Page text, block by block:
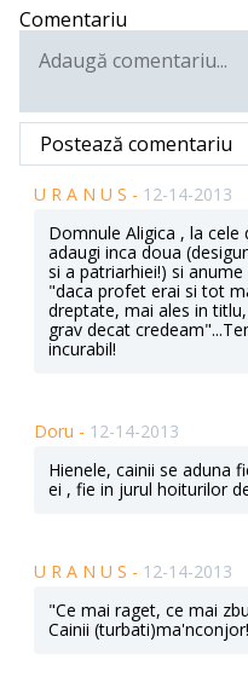
Comentariu
Postează comentariu
U R A N U S - 12-14-2013
Domnule Aligica , la
adaugi inca doua
si a patriarhiei!) si
"daca profet erai si tot
dreptate, mai ales in
grav decat
incurabil!
Doru - 12-14-2013
Hienele, cainii se aduna
ei , fie in jurul hoiturilor
U R A N U S - 12-14-2013
"Ce mai raget, ce mai
Cainii